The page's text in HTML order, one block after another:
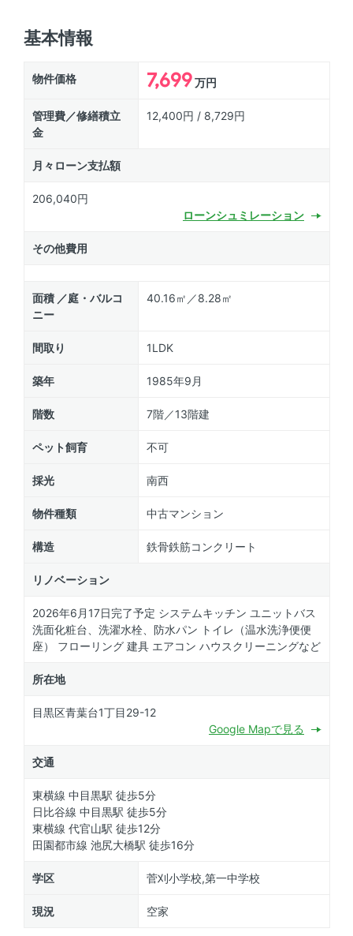
基本情報
物件価格 7,699万円
管理費／修繕積立
金
12,400円 / 8,729円
月々ローン支払額
206,040円
ローンシュミレーション
その他費用
面積 ／庭・バルコ
ニー
40.16㎡／8.28㎡
間取り 1LDK
築年 1985年9月
階数 7階／13階建
ペット飼育 不可
採光 南西
物件種類 中古マンション
構造 鉄骨鉄筋コンクリート
リノベーション
2026年6月17日完了予定 システムキッチン ユニットバス
洗面化粧台、洗濯水栓、防水パン トイレ（温水洗浄便便
座） フローリング 建具 エアコン ハウスクリーニングなど
所在地
目黒区青葉台1丁目29-12
Google Mapで見る
交通
東横線 中目黒駅 徒歩5分
日比谷線 中目黒駅 徒歩5分
東横線 代官山駅 徒歩12分
田園都市線 池尻大橋駅 徒歩16分
学区 菅刈小学校,第一中学校
現況 空家